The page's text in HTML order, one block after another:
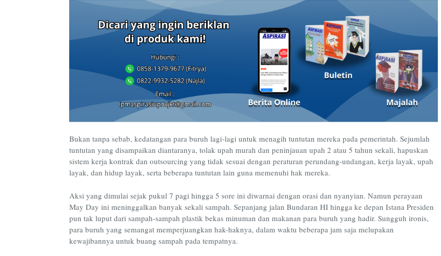
Bukan tanpa sebab, kedatangan para buruh lagi-lagi untuk menagih tuntutan mereka pada pemerintah. Sejumlah
tuntutan yang disampaikan diantaranya, tolak upah murah dan peninjauan upah 2 atau 5 tahun sekali, hapuskan
sistem kerja kontrak dan outsourcing yang tidak sesuai dengan peraturan perundang-undangan, kerja layak, upah
layak, dan hidup layak, serta beberapa tuntutan lain guna memenuhi hak mereka.
Aksi yang dimulai sejak pukul 7 pagi hingga 5 sore ini diwarnai dengan orasi dan nyanyian. Namun perayaan
May Day ini meninggalkan banyak sekali sampah. Sepanjang jalan Bundaran HI hingga ke depan Istana Presiden
pun tak luput dari sampah-sampah plastik bekas minuman dan makanan para buruh yang hadir. Sungguh ironis,
para buruh yang semangat memperjuangkan hak-haknya, dalam waktu beberapa jam saja melupakan
kewajibannya untuk buang sampah pada tempatnya.